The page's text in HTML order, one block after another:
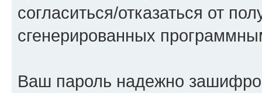
согласиться/отказаться от
сгенерированных
Ваш пароль надежно